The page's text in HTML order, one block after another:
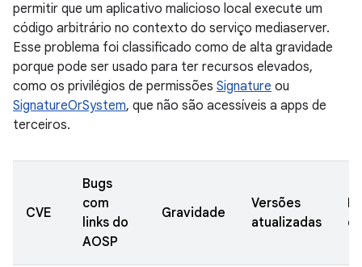
permitir que um aplicativo malicioso local execute um
código arbitrário no contexto do serviço mediaserver.
Esse problema foi classificado como de alta gravidade
porque pode ser usado para ter recursos elevados,
como os privilégios de permissões Signature ou
SignatureOrSystem, que não são acessíveis a apps de
terceiros.
CVE
Bugs
com
links do
AOSP
Gravidade
Versões
atualizadas